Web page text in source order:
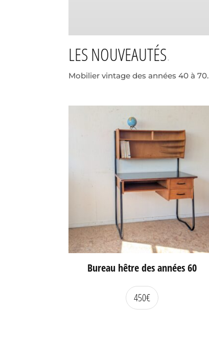
LES NOUVEAUTÉS
Mobilier vintage des années 40 à 70.
Bureau hêtre des années 60
450€